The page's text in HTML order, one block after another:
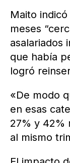
Maito
meses
asalariados
que había
logró
«De modo
en esas
27% y 42%
al mismo